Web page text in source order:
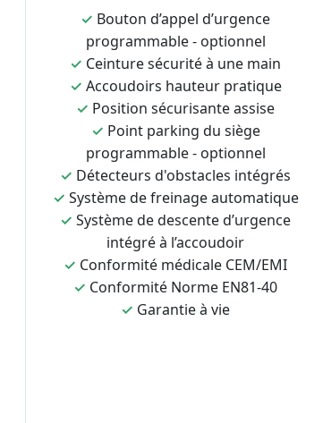
✓ Bouton d’appel d’urgence
programmable - optionnel
✓ Ceinture sécurité à une main
✓ Accoudoirs hauteur pratique
✓ Position sécurisante assise
✓ Point parking du siège
programmable - optionnel
✓ Détecteurs d'obstacles intégrés
✓ Système de freinage automatique
✓ Système de descente d’urgence
intégré à l’accoudoir
✓ Conformité médicale CEM/EMI
✓ Conformité Norme EN81-40
✓ Garantie à vie